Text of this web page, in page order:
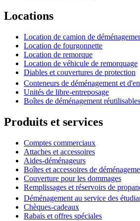
Locations
Location de camion de
Location de fourgonnette
Location de remorque
Location de véhicule de remorquage
Diables et couvertures de protection
Conteneurs de déménagement et
Unités de libre-entreposage
Boîtes de déménagement
Produits et services
Comptes commerciaux
Attaches et accessoires
Aides-déménageurs
Boîtes et accessoires de
Couverture pour les dommages
Remplissages et réservoirs de
Déménagement au service des
Chèques-cadeaux
Rabais et offres spéciales